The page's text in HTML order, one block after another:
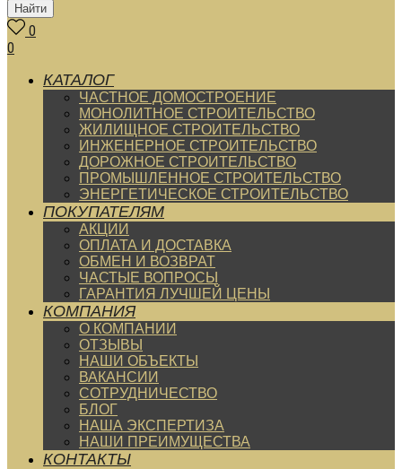
Найти
0
0
КАТАЛОГ
ЧАСТНОЕ ДОМОСТРОЕНИЕ
МОНОЛИТНОЕ СТРОИТЕЛЬСТВО
ЖИЛИЩНОЕ СТРОИТЕЛЬСТВО
ИНЖЕНЕРНОЕ СТРОИТЕЛЬСТВО
ДОРОЖНОЕ СТРОИТЕЛЬСТВО
ПРОМЫШЛЕННОЕ СТРОИТЕЛЬСТВО
ЭНЕРГЕТИЧЕСКОЕ СТРОИТЕЛЬСТВО
ПОКУПАТЕЛЯМ
АКЦИИ
ОПЛАТА И ДОСТАВКА
ОБМЕН И ВОЗВРАТ
ЧАСТЫЕ ВОПРОСЫ
ГАРАНТИЯ ЛУЧШЕЙ ЦЕНЫ
КОМПАНИЯ
О КОМПАНИИ
ОТЗЫВЫ
НАШИ ОБЪЕКТЫ
ВАКАНСИИ
СОТРУДНИЧЕСТВО
БЛОГ
НАША ЭКСПЕРТИЗА
НАШИ ПРЕИМУЩЕСТВА
КОНТАКТЫ